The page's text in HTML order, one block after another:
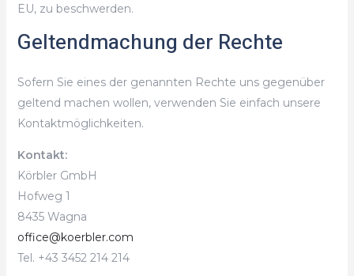
EU, zu beschwerden.
Geltendmachung der Rechte
Sofern Sie eines der genannten Rechte uns gegenüber
geltend machen wollen, verwenden Sie einfach unsere
Kontaktmöglichkeiten.
Kontakt:
Körbler GmbH
Hofweg 1
8435 Wagna
office@koerbler.com
Tel. +43 3452 214 214